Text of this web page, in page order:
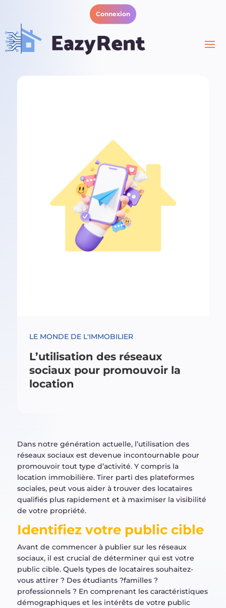
Connexion
LE MONDE DE L'IMMOBILIER
L’utilisation des réseaux
sociaux pour promouvoir la
location
Dans notre génération actuelle, l’utilisation des
réseaux sociaux est devenue incontournable pour
promouvoir tout type d’activité. Y compris la
location immobilière. Tirer parti des plateformes
sociales, peut vous aider à trouver des locataires
qualifiés plus rapidement et à maximiser la visibilité
de votre propriété.
Identifiez votre public cible
Avant de commencer à publier sur les réseaux
sociaux, il est crucial de déterminer qui est votre
public cible. Quels types de locataires souhaitez-
vous attirer ? Des étudiants ?familles ?
professionnels ? En comprenant les caractéristiques
démographiques et les intérêts de votre public